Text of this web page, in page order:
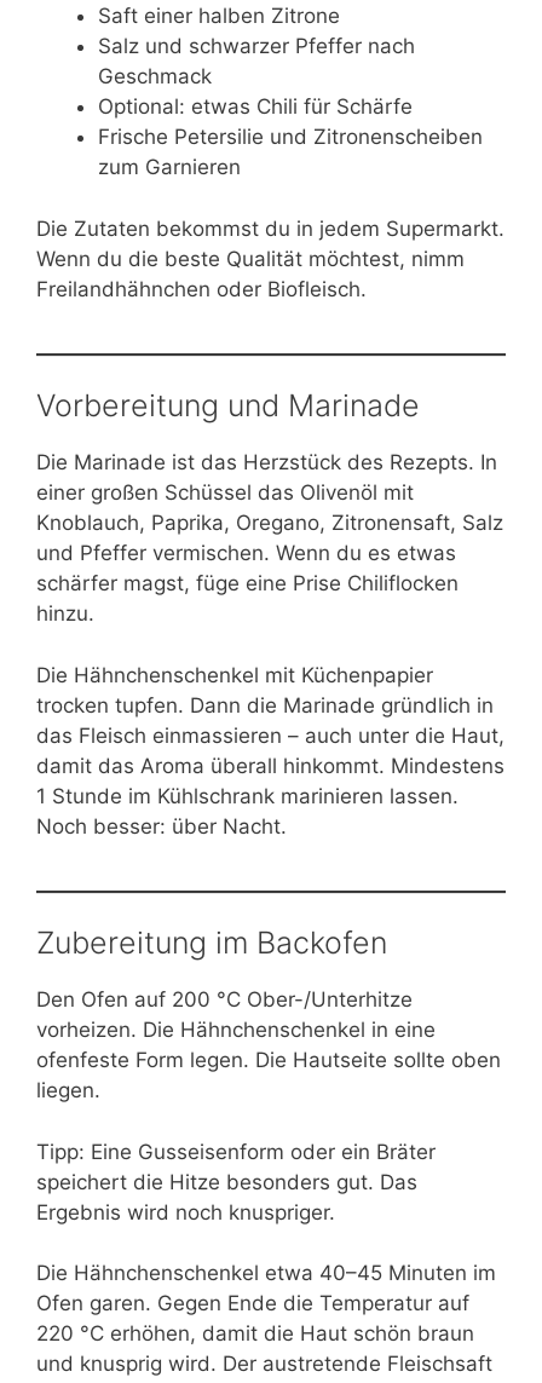
Saft einer halben Zitrone
Salz und schwarzer Pfeffer nach
Geschmack
Optional: etwas Chili für Schärfe
Frische Petersilie und Zitronenscheiben
zum Garnieren
Die Zutaten bekommst du in jedem Supermarkt.
Wenn du die beste Qualität möchtest, nimm
Freilandhähnchen oder Biofleisch.
Vorbereitung und Marinade
Die Marinade ist das Herzstück des Rezepts. In
einer großen Schüssel das Olivenöl mit
Knoblauch, Paprika, Oregano, Zitronensaft, Salz
und Pfeffer vermischen. Wenn du es etwas
schärfer magst, füge eine Prise Chiliflocken
hinzu.
Die Hähnchenschenkel mit Küchenpapier
trocken tupfen. Dann die Marinade gründlich in
das Fleisch einmassieren – auch unter die Haut,
damit das Aroma überall hinkommt. Mindestens
1 Stunde im Kühlschrank marinieren lassen.
Noch besser: über Nacht.
Zubereitung im Backofen
Den Ofen auf 200 °C Ober-/Unterhitze
vorheizen. Die Hähnchenschenkel in eine
ofenfeste Form legen. Die Hautseite sollte oben
liegen.
Tipp: Eine Gusseisenform oder ein Bräter
speichert die Hitze besonders gut. Das
Ergebnis wird noch knuspriger.
Die Hähnchenschenkel etwa 40–45 Minuten im
Ofen garen. Gegen Ende die Temperatur auf
220 °C erhöhen, damit die Haut schön braun
und knusprig wird. Der austretende Fleischsaft